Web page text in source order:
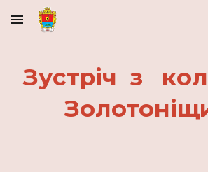
Skip to main content
Зустріч з